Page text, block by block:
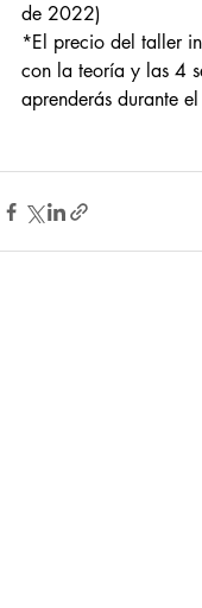
de 2022)
*El precio del taller
con la teoría y las 4
aprenderás durante